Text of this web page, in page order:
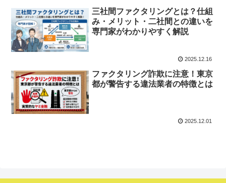
三社間ファクタリングとは？仕組
み・メリット・二社間との違いを
専門家がわかりやすく解説
2025.12.16
ファクタリング詐欺に注意！東京
都が警告する違法業者の特徴とは
2025.12.01